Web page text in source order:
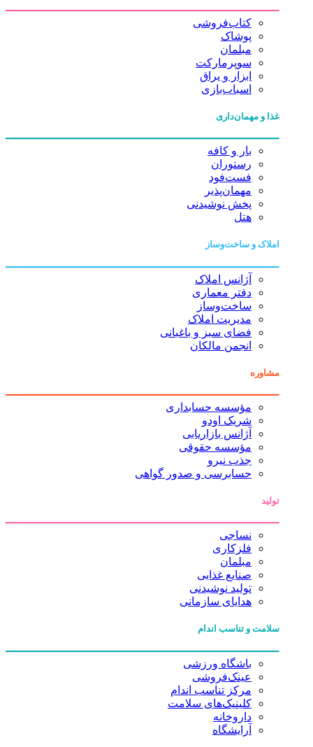
کتاب‌فروشی
پوشاک
مبلمان
سوپرمارکت
ابزار و یراق
اسباب‌بازی
غذا و مهمان‌داری
بار و کافه
رستوران
فست‌فود
مهمان‌پذیر
پخش نوشیدنی
هتل
املاک و ساخت‌وساز
آژانس املاک
دفتر معماری
ساخت‌وساز
مدیریت املاک
فضای سبز و باغبانی
انجمن مالکان
مشاوره
مؤسسه حسابداری
شریک اودو
آژانس بازاریابی
مؤسسه حقوقی
جذب نیرو
حسابرسی و صدور گواهی
تولید
نساجی
فلزکاری
مبلمان
صنایع غذایی
تولید نوشیدنی
هدایای سازمانی
سلامت و تناسب اندام
باشگاه ورزشی
عینک‌فروشی
مرکز تناسب اندام
کلینیک‌های سلامت
داروخانه
آرایشگاه